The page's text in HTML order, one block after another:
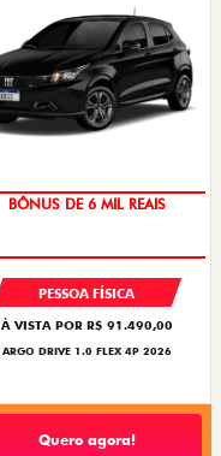
BÔNUS DE 6 MIL REAIS
PESSOA FÍSICA
À VISTA POR R$ 91.490,00
ARGO DRIVE 1.0 FLEX 4P 2026
Quero agora!